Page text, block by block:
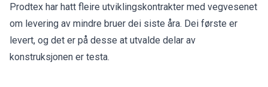
Prodtex har hatt fleire utviklingskontrakter med vegvesenet
om levering av mindre bruer dei siste åra. Dei første er
levert, og det er på desse at utvalde delar av
konstruksjonen er testa.